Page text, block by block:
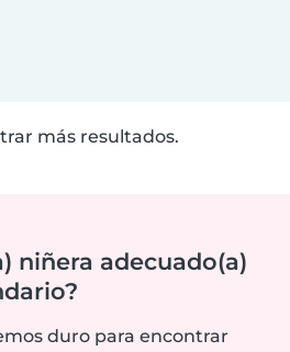
más resultados.
niñera adecuado(a)
duro para encontrar